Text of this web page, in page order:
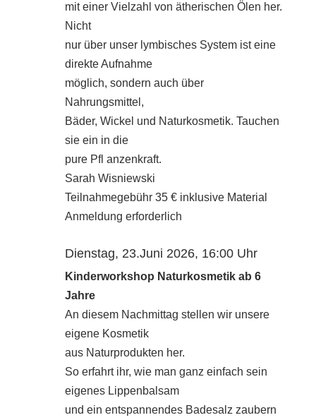
mit einer Vielzahl von ätherischen Ölen her.
Nicht
nur über unser lymbisches System ist eine
direkte Aufnahme
möglich, sondern auch über
Nahrungsmittel,
Bäder, Wickel und Naturkosmetik. Tauchen
sie ein in die
pure Pfl anzenkraft.
Sarah Wisniewski
Teilnahmegebühr 35 € inklusive Material
Anmeldung erforderlich
Dienstag, 23.Juni 2026, 16:00 Uhr
Kinderworkshop Naturkosmetik ab 6
Jahre
An diesem Nachmittag stellen wir unsere
eigene Kosmetik
aus Naturprodukten her.
So erfahrt ihr, wie man ganz einfach sein
eigenes Lippenbalsam
und ein entspannendes Badesalz zaubern